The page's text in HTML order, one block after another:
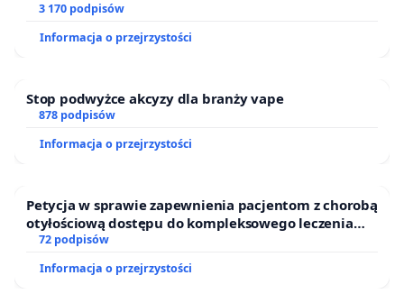
finansowej kluczowych urzędników i sędziów
3 170 podpisów
Informacja o przejrzystości
Stop podwyżce akcyzy dla branży vape
878 podpisów
Informacja o przejrzystości
Petycja w sprawie zapewnienia pacjentom z chorobą
otyłościową dostępu do kompleksowego leczenia
oraz programów profilaktycznych.
72 podpisów
Informacja o przejrzystości